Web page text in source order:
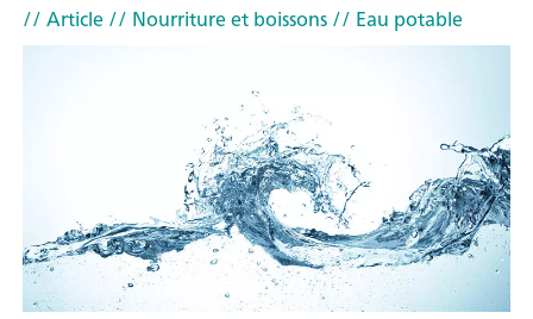
// Article// Nourriture et boissons// Eau potable